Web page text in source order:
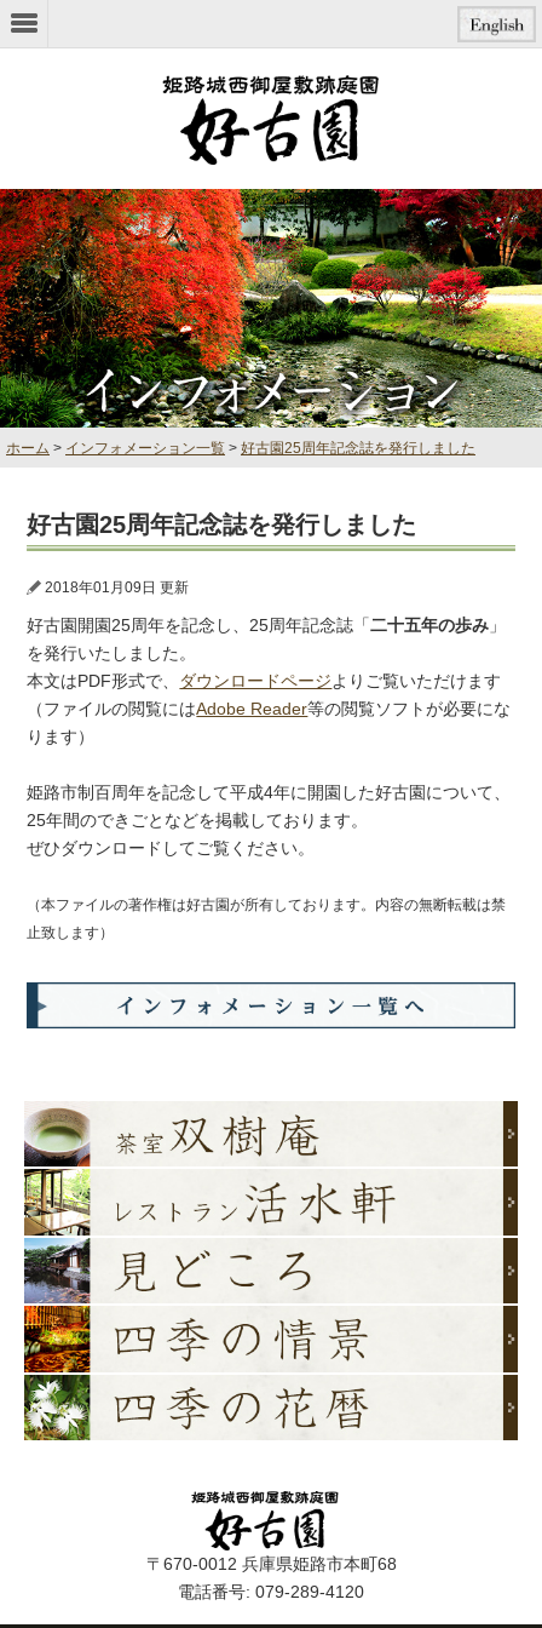
本文へジャンプ
ホーム > インフォメーション一覧 > 好古園25周年記念誌を発行しました
好古園25周年記念誌を発行しました
2018年01月09日 更新
好古園開園25周年を記念し、25周年記念誌「二十五年の歩み 」
を発行いたしました。
本文はPDF形式で、 ダウンロードページよりご覧いただけます
（ファイルの閲覧にはAdobe Reader等の閲覧ソフトが必要にな
ります）
姫路市制百周年を記念して平成4年に開園した好古園について、
25年間のできごとなどを掲載しております。
ぜひダウンロードしてご覧ください。
（本ファイルの著作権は好古園が所有しております。内容の無断転載は禁
止致します）
〒670-0012 兵庫県姫路市本町68
電話番号: 079-289-4120